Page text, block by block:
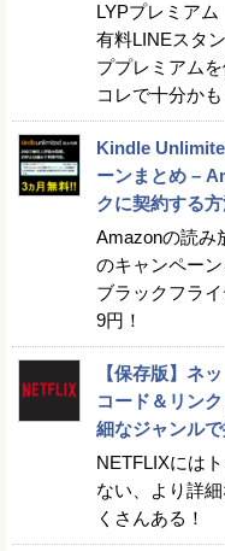
LYPプレミア
有料LINEスタ
ププレミアム
コレで十分かも
Kindle
ーンまとめ –
クに契約する
Amazonの読み
のキャンペー
ブラックフラ
9円！
【保存版】ネ
コード＆リン
細なジャンル
NETFLIXには
ない、より詳
くさんある！